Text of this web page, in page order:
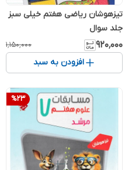
تیزهوشان ریاضی هفتم خیلی سبز
جلد سوال
۹۲۰٬۰۰۰ ۱٬۱۵۰٬۰۰۰
افزودن به سبد
%23